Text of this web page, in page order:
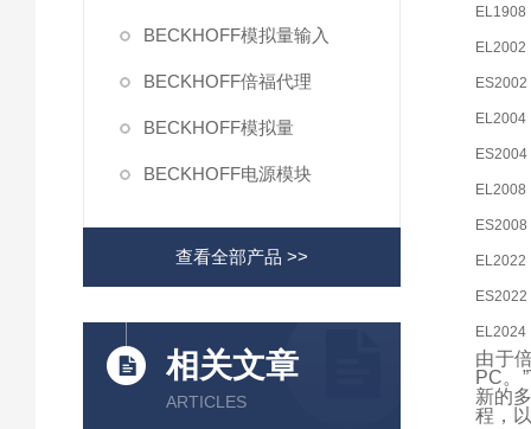
BECKHOFF模拟量输入
BECKHOFF倍福代理
BECKHOFF模拟量
BECKHOFF电源模块
查看全部产品 >>
相关文章
ARTICLES
EL1908
EL2002
ES2002
EL2004
ES2004
EL2008
ES2008
EL2022
ES2022
EL2024
由于
PC。
新的
程，